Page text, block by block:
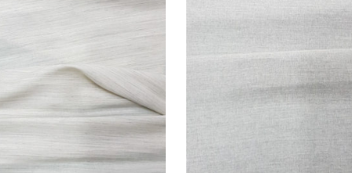
30,00€
36,70€
più
nella